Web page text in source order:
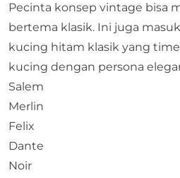
Pecinta konsep vintage bisa
bertema klasik. Ini juga
kucing hitam klasik yang
kucing dengan persona
Salem
Merlin
Felix
Dante
Noir